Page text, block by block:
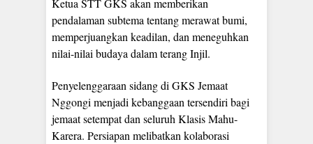
Ketua STT GKS akan memberikan
pendalaman subtema tentang merawat bumi,
memperjuangkan keadilan, dan meneguhkan
nilai-nilai budaya dalam terang Injil.
Penyelenggaraan sidang di GKS Jemaat
Nggongi menjadi kebanggaan tersendiri bagi
jemaat setempat dan seluruh Klasis Mahu-
Karera. Persiapan melibatkan kolaborasi